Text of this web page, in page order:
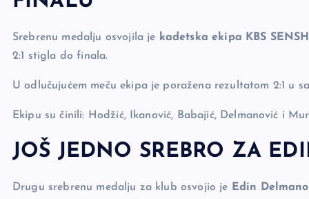
Srebrenu medalju osvojila je kadetska ekipa KBS SENSHI
2:1 stigla do finala.
U odlučujućem meču ekipa je poražena rezultatom 2:1 u
Ekipu su činili: Hodžić, Ikanović, Babajić, Delmanović i
JOŠ JEDNO SREBRO ZA
Drugu srebrenu medalju za klub osvojio je Edin